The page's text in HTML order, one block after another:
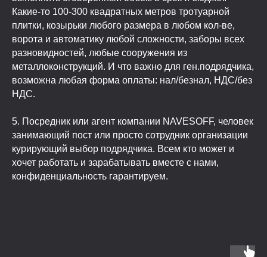
Какие-то 100-300 квадратных метров тротуарной
плитки, козырьки любого размера в любом кол-ве,
ворота и автоматику любой сложности, заборы всех
разновидностей, любые сооружения из
металлоконструкций. И что важно для ген.подрядчика,
возможна любая форма оплаты: нал/безнал, НДС/без
НДС.
5. Посредник или агент компании NAVESOFF, человек
занимающий пост или просто сотрудник организации
курирующий выбор подрядчика. Всем кто может и
хочет работать и зарабатывать вместе с нами,
конфиденциальность гарантируем.